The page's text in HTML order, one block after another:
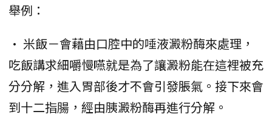
舉例：
• 米飯－會藉由口腔中的唾液澱粉酶來處理，
吃飯講求細嚼慢嚥就是為了讓澱粉能在這裡被充
分分解，進入胃部後才不會引發脹氣。接下來會
到十二指腸，經由胰澱粉酶再進行分解。